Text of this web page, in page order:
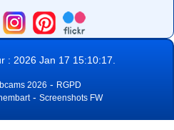
: 2026 Jan 17 15:10:17.
2026 - RGPD
- Screenshots FW